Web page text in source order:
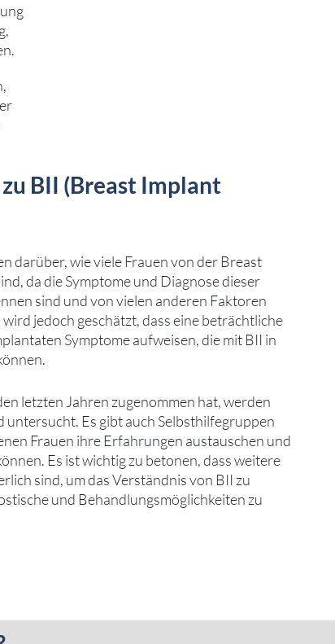
BII (Breast Implant
darüber, wie viele Frauen von der Breast
da die Symptome und Diagnose dieser
sind und von vielen anderen Faktoren
jedoch geschätzt, dass eine beträchtliche
Symptome aufweisen, die mit BII in
letzten Jahren zugenommen hat, werden
untersucht. Es gibt auch Selbsthilfegruppen
Frauen ihre Erfahrungen austauschen und
Es ist wichtig zu betonen, dass weitere
sind, um das Verständnis von BII zu
und Behandlungsmöglichkeiten zu